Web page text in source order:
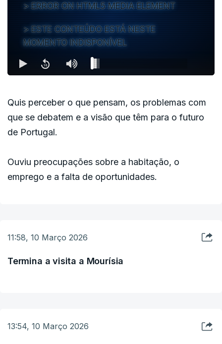
ERROR ON HTML5 MEDIA ELEMENT
ESTE CONTEÚDO ESTÁ NESTE
MOMENTO INDISPONÍVEL
Quis perceber o que pensam, os problemas com
que se debatem e a visão que têm para o futuro
de Portugal.
Ouviu preocupações sobre a habitação, o
emprego e a falta de oportunidades.
11:58, 10 Março 2026
Termina a visita a Mourísia
13:54, 10 Março 2026